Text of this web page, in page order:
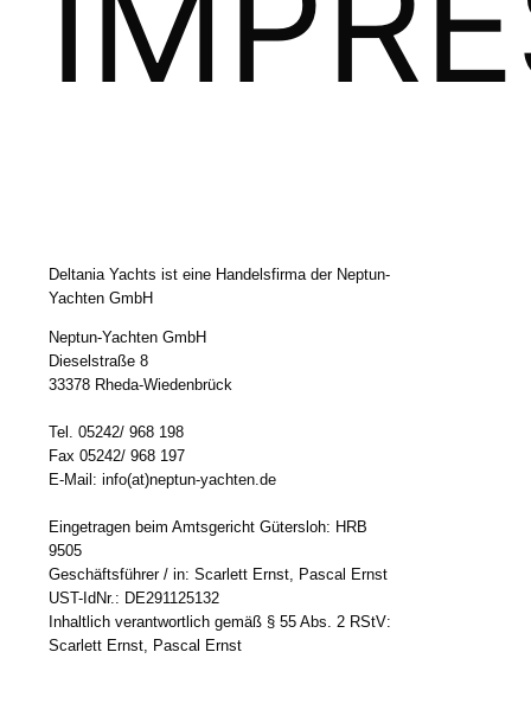
Deltania Yachts ist eine Handelsfirma der Neptun-
Yachten GmbH
Neptun-Yachten GmbH
Dieselstraße 8
33378 Rheda-Wiedenbrück
Tel. 05242/ 968 198
Fax 05242/ 968 197
E-Mail: info(at)neptun-yachten.de
Eingetragen beim Amtsgericht Gütersloh: HRB
9505
Geschäftsführer / in: Scarlett Ernst, Pascal Ernst
UST-IdNr.: DE291125132
Inhaltlich verantwortlich gemäß § 55 Abs. 2 RStV:
Scarlett Ernst, Pascal Ernst